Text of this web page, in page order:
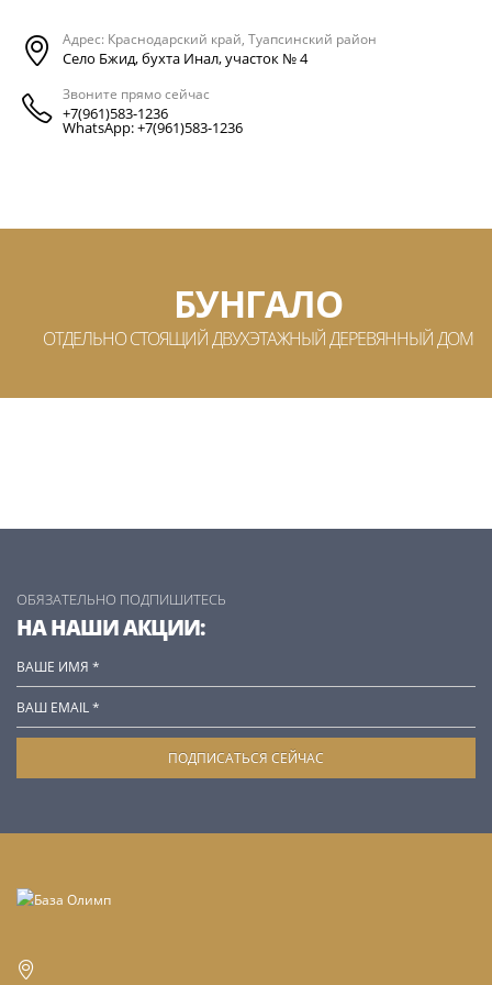
Адрес: Краснодарский край, Туапсинский район
Село Бжид, бухта Инал, участок № 4
Звоните прямо сейчас
+7(961)583-1236
WhatsApp: +7(961)583-1236
БУНГАЛО
ОТДЕЛЬНО СТОЯЩИЙ ДВУХЭТАЖНЫЙ ДЕРЕВЯННЫЙ ДОМ
ОБЯЗАТЕЛЬНО ПОДПИШИТЕСЬ
НА НАШИ АКЦИИ: